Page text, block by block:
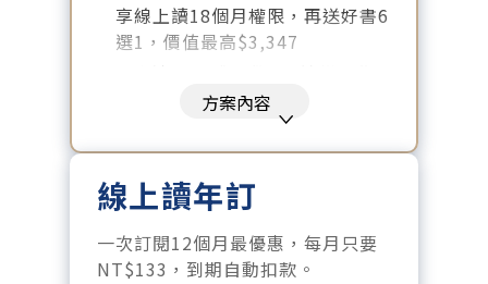
享線上讀18個月權限，再送好書6
選1，價值最高$3,347
好書清單：《大腦就是這樣工作
的》、《致富心態》、《高希均
回憶錄》、《激素平衡瘦身
課》、《黃仁勳傳》、《一如既
往》
暢讀全站所有文章，含過往所有
月刊、特刊。​
每「季」一場訂戶專屬空中沙
方案內容
線上讀年訂
一次訂閱12個月最優惠，每月只要
NT$133，到期自動扣款。